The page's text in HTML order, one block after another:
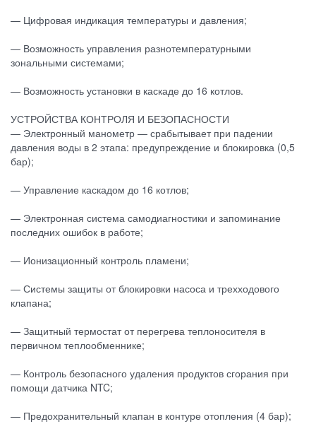
— Цифровая индикация температуры и давления;
— Возможность управления разнотемпературными
зональными системами;
— Возможность установки в каскаде до 16 котлов.
УСТРОЙСТВА КОНТРОЛЯ И БЕЗОПАСНОСТИ
— Электронный манометр — срабытывает при падении
давления воды в 2 этапа: предупреждение и блокировка (0,5
бар);
— Управление каскадом до 16 котлов;
— Электронная система самодиагностики и запоминание
последних ошибок в работе;
— Ионизационный контроль пламени;
— Системы защиты от блокировки насоса и трехходового
клапана;
— Защитный термостат от перегрева теплоносителя в
первичном теплообменнике;
— Контроль безопасного удаления продуктов сгорания при
помощи датчика NTC;
— Предохранительный клапан в контуре отопления (4 бар);